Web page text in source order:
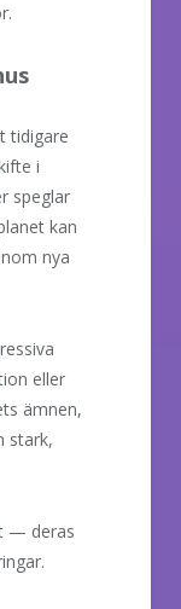
tidigare
i
speglar
kan
nya
eller
ämnen,
stark,
— deras